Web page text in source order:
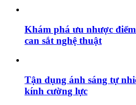
Khám phá ưu nhược
can sắt nghệ thuật
Tận dụng ánh sáng tự
kính cường lực